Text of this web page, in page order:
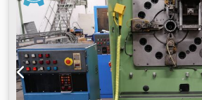
Tråddiameter: 0,5 - 3,5 mm
Matningslängd: upp till 170 mm
250/min.